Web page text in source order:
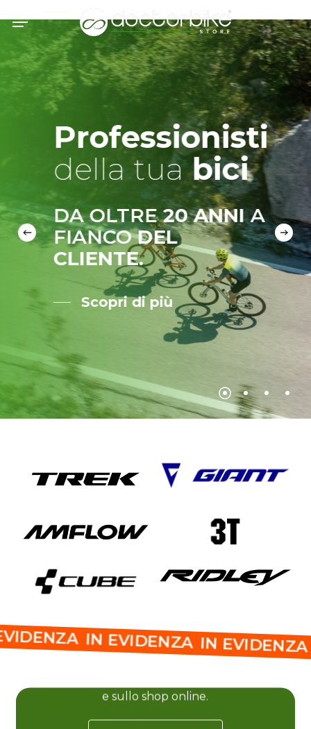
to
content
Professionisti
della tuabici
DA OLTRE20 ANNIA
FIANCODEL
CLIENTE.
Scopri di più
IN EVIDENZA IN
SALDI ESTIVI
Le migliori offerte Doctorbike: sconti fino
e sullo shop online.